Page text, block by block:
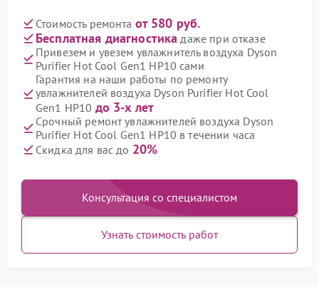
Стоимость ремонта от 580 руб.
Бесплатная диагностика даже при отказе
Привезем и увезем увлажнитель воздуха Dyson
Purifier Hot Cool Gen1 HP10 сами
Гарантия на наши работы по ремонту
увлажнителей воздуха Dyson Purifier Hot Cool
Gen1 HP10 до 3-х лет
Срочный ремонт увлажнителей воздуха Dyson
Purifier Hot Cool Gen1 HP10 в течении часа
Скидка для вас до 20%
Консультация со специалистом
Узнать стоимость работ